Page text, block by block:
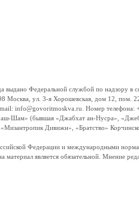
Федеральной службой по надзору в
Москва, ул. 3-я Хорошевская, дом 12, пом.
info@govoritmoskva.ru. Номер
Шам» (бывшая «Джабхат ан-Нусра»,
Дивижн», «Братство»
Федерации и международными
является обязательной. Мнение